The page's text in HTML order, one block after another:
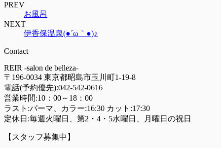
PREV
お風呂
NEXT
伊香保温泉(●´ω｀●)♪
Contact
REIR -salon de belleza-
〒196-0034 東京都昭島市玉川町1-19-8
電話(予約優先):042-542-0616
営業時間:10：00～18：00
ラスト:パーマ、カラー:16:30 カット:17:30
定休日:毎週火曜日、第2・4・5水曜日、月曜日の祝日
【スタッフ募集中】